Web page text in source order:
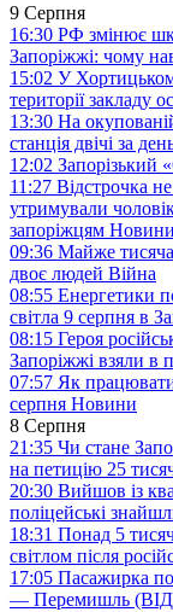
9 Серпня
16:30 РФ змінює
Запоріжжі: чому
15:02 У
території закладу
13:30 На
станція двічі за
12:02 Запорізький
11:27 Відстрочка
утримували
запоріжцям Новини
09:36 Майже тисяча
двоє людей Війна
08:55 Енергетики
світла 9 серпня в
08:15 Героя
Запоріжжі взяли
07:57 Як
серпня Новини
8 Серпня
21:35 Чи стане
на петицію 25
20:30 Вийшов із
поліцейські
18:31 Понад 5
світлом після
17:05 Пасажирка
— Перемишль